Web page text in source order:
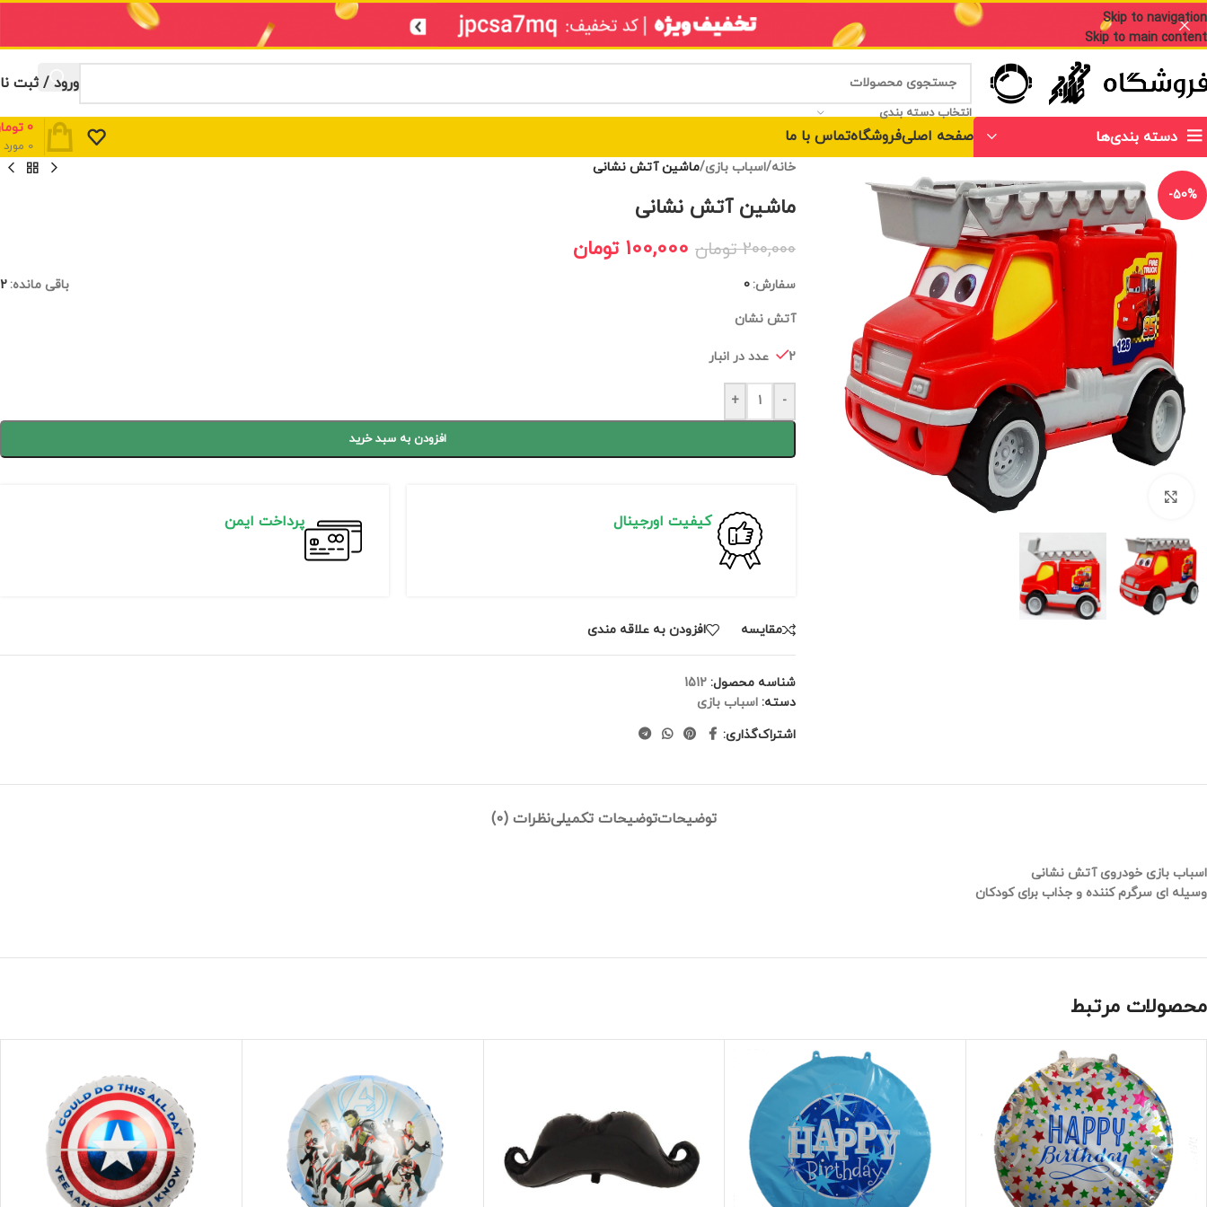
Skip to navigation
Skip to main content
انتخاب دسته بندی
ورود / ثبت
دسته بندی‌ها صفحه اصلیفروشگاهتماس با ما 0 مورد
0
-50%
برای بزرگنمایی کلیک کنید
خانه/اسباب بازی/ماشین آتش نشانی
ماشین آتش نشانی
200,000 تومان 100,000 تومان
سفارش: 0 باقی مانده: 2
آتش نشان
2 عدد در انبار
-
+
افزودن به سبد خرید
کیفیت اورجینال پرداخت ایمن
مقايسه افزودن به علاقه مندی
شناسه محصول: 1512
دسته: اسباب بازی
اشتراک‌گذاری:
توضیحاتتوضیحات تکمیلینظرات (0)
اسباب بازی خودروی آتش نشانی
وسیله ای سرگرم کننده و جذاب برای کودکان
محصولات مرتبط